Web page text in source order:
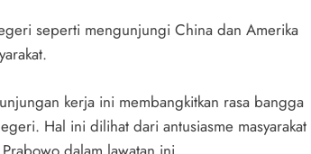
seperti mengunjungi China dan Amerika
kerja ini membangkitkan rasa bangga
Hal ini dilihat dari antusiasme masyarakat